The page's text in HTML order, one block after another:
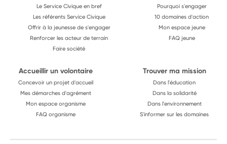
Le Service Civique en bref
Les référents Service Civique
Offrir à la jeunesse de s'engager
Renforcer les acteur de terrain
Faire société
Pourquoi s'engager
10 domaines d'action
Mon espace jeune
FAQ jeune
Accueillir un volontaire
Concevoir un projet d'accueil
Mes démarches d'agrément
Mon espace organisme
FAQ organisme
Trouver ma mission
Dans l'éducation
Dans la solidarité
Dans l'environnement
S'informer sur les domaines